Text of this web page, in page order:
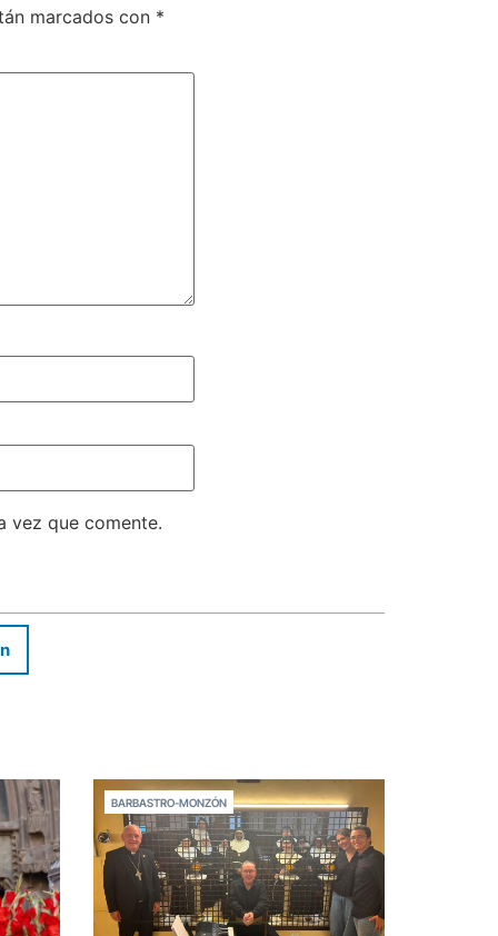
marcados con *
vez que comente.
BARBASTRO-MONZÓN